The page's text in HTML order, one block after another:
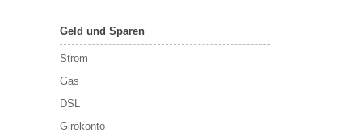
Geld und Sparen
Strom
Gas
DSL
Girokonto